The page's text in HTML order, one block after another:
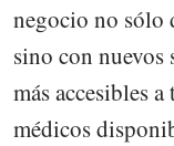
negocio no sólo
sino con
más accesibles
médicos